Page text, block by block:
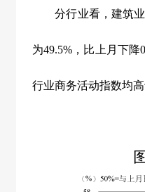
分行业看，建筑业
为49.5% ，比上月下降
行业商务活动指数均